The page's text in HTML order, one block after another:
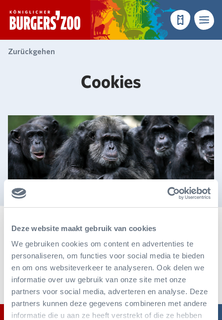
Deze website maakt gebruik van cookies
We gebruiken cookies om content en advertenties te
personaliseren, om functies voor social media te bieden
en om ons websiteverkeer te analyseren. Ook delen we
informatie over uw gebruik van onze site met onze
partners voor social media, adverteren en analyse. Deze
partners kunnen deze gegevens combineren met andere
informatie die u aan ze heeft verstrekt of die ze hebben
- Startseite
Reservieren
Menü
Zurückgehen
Cookies
Im Folgenden wird erläutert, wie der Burgers’ Zoo mit
personenbezogenen Daten umgeht und welche Cookies
von uns und Dritten auf burgerszoo.de gesetzt werden.